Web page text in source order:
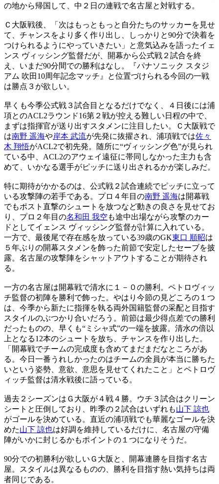
の地から帰国して、中２日の連戦で名古屋と対戦する。
Ｃ大阪戦後、「次はもっともっと自分たちのサッカーを見せ
て、チャンスをより多く作り出し、しっかりと90分で決着を
つけられるようにやっていきたい」と意気込みを語ったイェ
ンス ヴィッシング監督だが、開幕から公式戦２試合を終
え、いまだ90分間での勝利はなし。『パナソニック スタジ
アム 吹田10周年記念マッチ』と位置づけられる今回の一戦
は勝点３が欲しい。
早くも今季公式戦３試合目となるだけでなく、４日後には浦
項とのACL2ラウンド16第２戦が控える難しい日程の中で、
まずは指揮官が送り出すスタメンに注目したい。Ｃ大阪戦で
は南野 遥海や岸本 武流が先発に抜擢され、浦項戦では佐々
木 翔悟がACL2で初先発。随所に“ヴィッシング色”が見られ
ている中、ACL2のアウェイ遠征に帯同しなかった主力も含
めて、いかなる選手がピッチに送り出されるかが楽しみだ。
特に期待がかかるのは、公式戦２試合連続でピッチに立って
いる攻撃陣の若手である。プロ４年目の南野 遥海は開幕戦
でもポスト直撃のシュートを放つなど動きの良さを見せてお
り、プロ２年目の名和田 我空 も途中出場ながら攻撃のカー
ドとしてイェンス ヴィッシング監督が計算に入れている。
一方で、最後尾で存在感を放っている39歳のGK東口 順昭は
５年ぶりの開幕スタメンを飾った前節で安定したセーブを披
露。名古屋の攻撃陣をシャットアウトすることが期待され
る。
一方の名古屋は開幕戦で清水に１－０の勝利。ペトロヴィッ
チ監督の初陣を勝利で飾った。やはり今節の見どころの１つ
は、今季から新たに指揮を執る両外国籍監督の采配と目指す
スタイルのぶつかり合いだろう。前節は最少得点差での勝利
だったものの、早くも“ミシャ式”の一端を披露。清水の倍以
上となる12本のシュートを放ち、チャンスを作り出した。
「開幕戦でチームの完成度も含めてまだまだなところがあ
る。今日一番うれしかったのはチームの全員が本当に勝ちた
いという姿勢、意欲、意思を見せてくれたこと」とペトロヴ
ィッチ監督は清水戦後に語っている。
過去２シーズンはＧ大阪が４戦４勝。ウチ３試合はクリーン
シートと圧倒しており、昨季の２試合はいずれも山下 諒也
がゴールを決めている。直近の浦項戦でも華麗なゴールを決
めた山下 諒也は好調を維持しているだけに、名古屋の守備
陣がいかに封じるかもポイントの１つになりそうだ。
90分での初勝利が欲しいＧ大阪と、開幕連勝を目指す名古
屋。スタイルは異なるものの、勝利を目指す熱い気持ちは両
者同じである。